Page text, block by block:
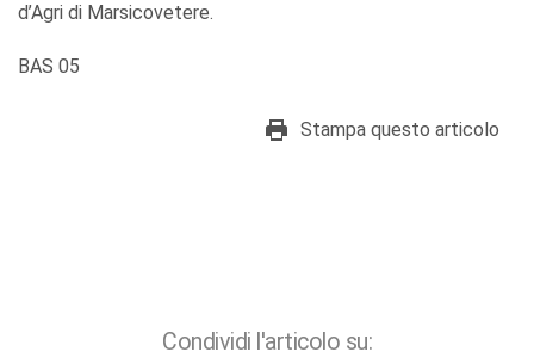
d’Agri di Marsicovetere.
BAS 05
Stampa questo articolo
Condividi l'articolo su: